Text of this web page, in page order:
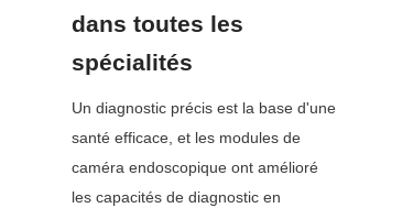
dans toutes les
spécialités
Un diagnostic précis est la base d'une
santé efficace, et les modules de
caméra endoscopique ont amélioré
les capacités de diagnostic en